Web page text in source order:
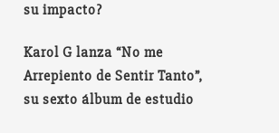
su impacto?
Karol G lanza “No me
Arrepiento de Sentir Tanto”,
su sexto álbum de estudio